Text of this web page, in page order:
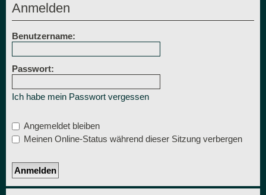
Anmelden
Benutzername:
Passwort:
Ich habe mein Passwort vergessen
Angemeldet bleiben
Meinen Online-Status während dieser Sitzung verbergen